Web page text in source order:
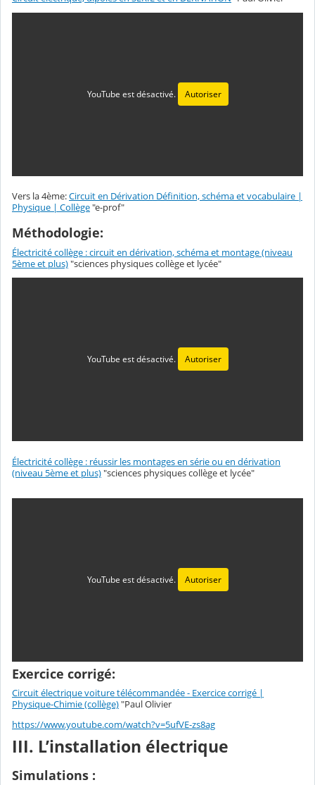
YouTube est désactivé. Autoriser
Vers la 4ème:Circuit en Dérivation Définition, schéma et vocabulaire |
Physique | Collège"e-prof"
Méthodologie:
Électricité collège : circuit en dérivation, schéma et montage (niveau
5ème et plus)"sciences physiques collège et lycée"
YouTube est désactivé. Autoriser
Électricité collège : réussir les montages en série ou en dérivation
(niveau 5ème et plus)"sciences physiques collège et lycée"
YouTube est désactivé. Autoriser
Exercice corrigé:
Circuit électrique voiture télécommandée - Exercice corrigé |
Physique-Chimie (collège)"Paul Olivier
https://www.youtube.com/watch?v=5ufVE-zs8ag
III. L’installation électrique
Simulations :